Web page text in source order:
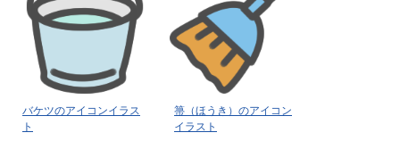
バケツのアイコンイラス
ト
箒（ほうき）のアイコン
イラスト